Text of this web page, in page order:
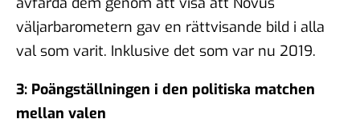
väljarbarometern gav en rättvisande bild i alla
val som varit. Inklusive det som var nu 2019.
3: Poängställningen i den politiska matchen
mellan valen